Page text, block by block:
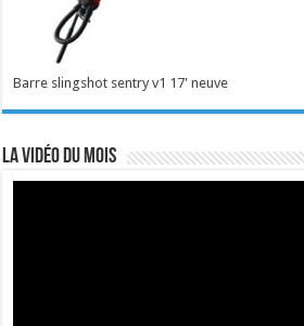
Barre slingshot sentry v1 17' neuve
La vidéo du mois